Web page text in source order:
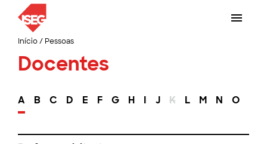
Início/ Pessoas
Docentes
A B C D E F G H I J K L M N O